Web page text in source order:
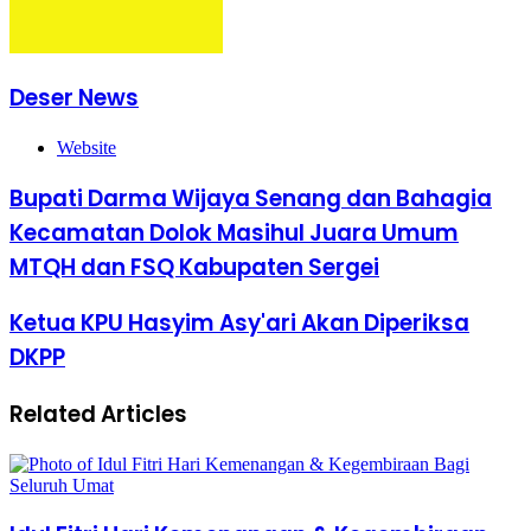
Deser News
Website
Bupati Darma Wijaya Senang dan Bahagia
Kecamatan Dolok Masihul Juara Umum
MTQH dan FSQ Kabupaten Sergei
Ketua KPU Hasyim Asy'ari Akan Diperiksa
DKPP
Related Articles